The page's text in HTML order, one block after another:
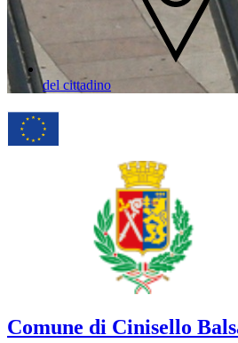
del cittadino
Comune di Cinisello